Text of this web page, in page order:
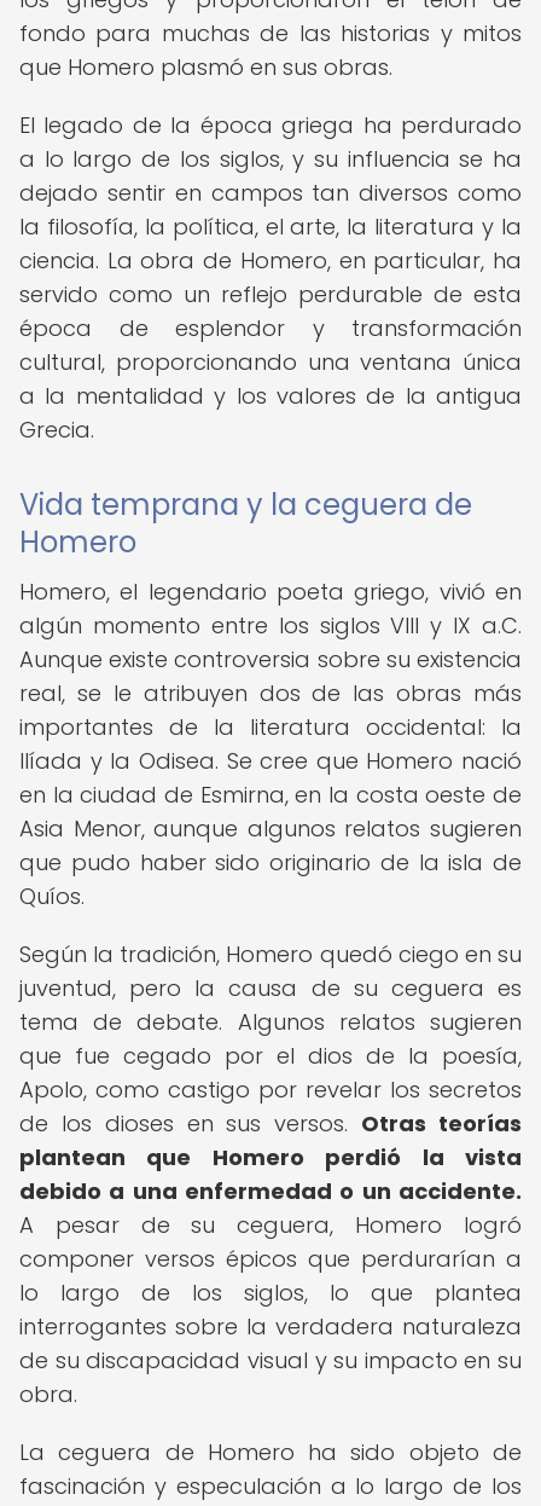
fondo para muchas de las historias y mitos
que Homero plasmó en sus obras.
El legado de la época griega ha perdurado
a lo largo de los siglos, y su influencia se ha
dejado sentir en campos tan diversos como
la filosofía, la política, el arte, la literatura y la
ciencia. La obra de Homero, en particular, ha
servido como un reflejo perdurable de esta
época de esplendor y transformación
cultural, proporcionando una ventana única
a la mentalidad y los valores de la antigua
Grecia.
Vida temprana y la ceguera de
Homero
Homero, el legendario poeta griego, vivió en
algún momento entre los siglos VIII y IX a.C.
Aunque existe controversia sobre su existencia
real, se le atribuyen dos de las obras más
importantes de la literatura occidental: la
Ilíada y la Odisea. Se cree que Homero nació
en la ciudad de Esmirna, en la costa oeste de
Asia Menor, aunque algunos relatos sugieren
que pudo haber sido originario de la isla de
Quíos.
Según la tradición, Homero quedó ciego en su
juventud, pero la causa de su ceguera es
tema de debate. Algunos relatos sugieren
que fue cegado por el dios de la poesía,
Apolo, como castigo por revelar los secretos
de los dioses en sus versos. Otras teorías
plantean que Homero perdió la vista
debido a una enfermedad o un accidente.
A pesar de su ceguera, Homero logró
componer versos épicos que perdurarían a
lo largo de los siglos, lo que plantea
interrogantes sobre la verdadera naturaleza
de su discapacidad visual y su impacto en su
obra.
La ceguera de Homero ha sido objeto de
fascinación y especulación a lo largo de los